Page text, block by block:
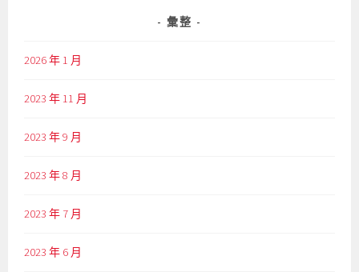
彙整
2026 年 1 月
2023 年 11 月
2023 年 9 月
2023 年 8 月
2023 年 7 月
2023 年 6 月